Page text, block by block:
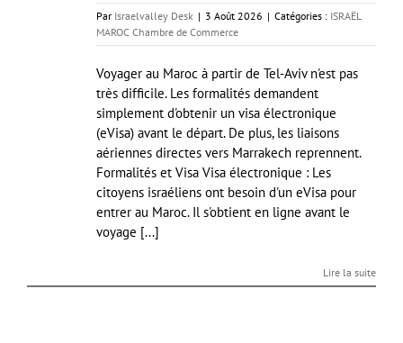
Par Israelvalley Desk | 3 Août 2026 | Catégories : ISRAËL
MAROC Chambre de Commerce
Voyager au Maroc à partir de Tel-Aviv n'est pas
très difficile. Les formalités demandent
simplement d'obtenir un visa électronique
(eVisa) avant le départ. De plus, les liaisons
aériennes directes vers Marrakech reprennent.
Formalités et Visa Visa électronique : Les
citoyens israéliens ont besoin d'un eVisa pour
entrer au Maroc. Il s'obtient en ligne avant le
voyage [...]
Lire la suite